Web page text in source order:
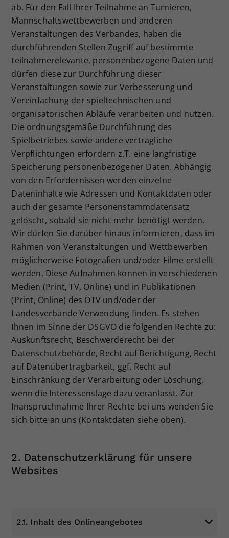
ab. Für den Fall Ihrer Teilnahme an Turnieren,
Mannschaftswettbewerben und anderen
Veranstaltungen des Verbandes, haben die
durchführenden Stellen Zugriff auf bestimmte
teilnahmerelevante, personenbezogene Daten und
dürfen diese zur Durchführung dieser
Veranstaltungen sowie zur Verbesserung und
Vereinfachung der spieltechnischen und
organisatorischen Abläufe verarbeiten und nutzen.
Die ordnungsgemäße Durchführung des
Spielbetriebes sowie andere vertragliche
Verpflichtungen erfordern z.T. eine langfristige
Speicherung personenbezogener Daten. Abhängig
von den Erfordernissen werden einzelne
Dateninhalte wie Adressen und Kontaktdaten oder
auch der gesamte Personenstammdatensatz
gelöscht, sobald sie nicht mehr benötigt werden.
Wir dürfen Sie darüber hinaus informieren, dass im
Rahmen von Veranstaltungen und Wettbewerben
möglicherweise Fotografien und/oder Filme erstellt
werden. Diese Aufnahmen können in verschiedenen
Medien (Print, TV, Online) und in Publikationen
(Print, Online) des ÖTV und/oder der
Landesverbände Verwendung finden. Es stehen
Ihnen im Sinne der DSGVO die folgenden Rechte zu:
Auskunftsrecht, Beschwerderecht bei der
Datenschutzbehörde, Recht auf Berichtigung, Recht
auf Datenübertragbarkeit, ggf. Recht auf
Einschränkung der Verarbeitung oder Löschung,
wenn die Interessenslage dazu veranlasst. Zur
Inanspruchnahme Ihrer Rechte bei uns wenden Sie
sich bitte an uns (Kontaktdaten siehe oben).
2. Datenschutzerklärung für unsere
Websites
2.1. Inhalt des Onlineangebotes